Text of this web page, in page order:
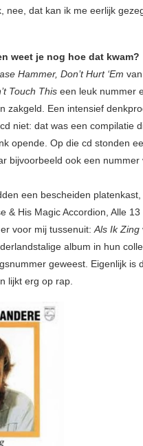
dat kan ik me eerlijk
weet je nog hoe dat kwam?
Hammer, Don’t Hurt ‘Em
Touch This een leuk nummer
zakgeld. Een intensief
niet: dat was een compilatie
opende. Op die cd stonden
bijvoorbeeld ook een nummer
een bescheiden
& His Magic Accordion, Alle 13
voor mij tussenuit:Als Ik Zing
album in hun
geweest. Eigenlijk is
lijkt erg op rap.